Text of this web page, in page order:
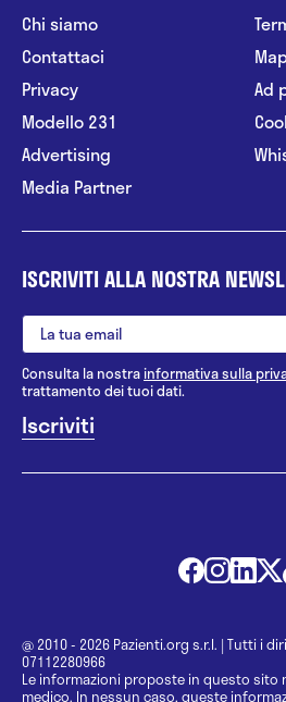
Chi siamo
Contattaci
Privacy
Modello 231
Advertising
Media Partner
Ad
ISCRIVITI ALLA NOSTRA
Consulta la nostrainformativa sulla
trattamento dei tuoi dati.
@ 2010 - 2026 Pazienti.org s.r.l. | Tutti i
07112280966
Le informazioni proposte in questo
medico. In nessun caso, queste